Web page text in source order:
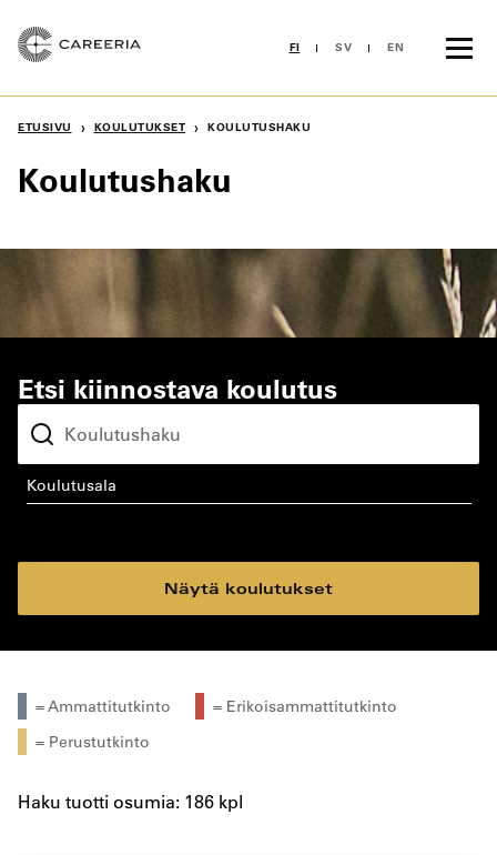
sisältöön
FI SV EN
ETUSIVU › KOULUTUKSET › KOULUTUSHAKU
Koulutushaku
Etsi kiinnostava koulutus
koulutusala
Näytä koulutukset
= Ammattitutkinto
= Erikoisammattitutkinto
= Perustutkinto
Haku tuotti osumia: 186 kpl